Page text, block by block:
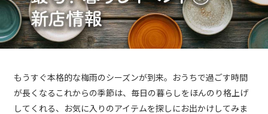
もうすぐ本格的な梅雨のシーズンが到来。おうちで過ごす時間
が長くなるこれからの季節は、毎日の暮らしをほんのり格上げ
してくれる、お気に入りのアイテムを探しにお出かけしてみま